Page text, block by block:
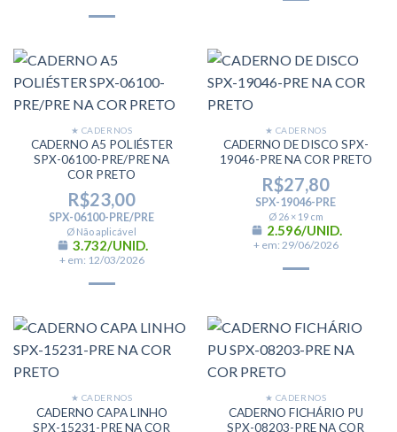
★ CADERNOS
CADERNO A5 POLIÉSTER
SPX-06100-PRE/PRE NA
COR PRETO
R$23,00
SPX-06100-PRE/PRE
Ø Não aplicável
3.732/UNID.
+ em: 12/03/2026
★ CADERNOS
CADERNO DE DISCO SPX-
19046-PRE NA COR PRETO
R$27,80
SPX-19046-PRE
Ø 26 × 19 cm
2.596/UNID.
+ em: 29/06/2026
★ CADERNOS
CADERNO CAPA LINHO
SPX-15231-PRE NA COR
★ CADERNOS
CADERNO FICHÁRIO PU
SPX-08203-PRE NA COR